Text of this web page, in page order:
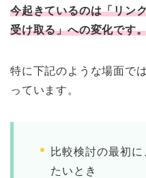
今起きているのは「リン
受け取る」への変化です
特に下記のような場面で
っています。
比較検討の最初
たいとき